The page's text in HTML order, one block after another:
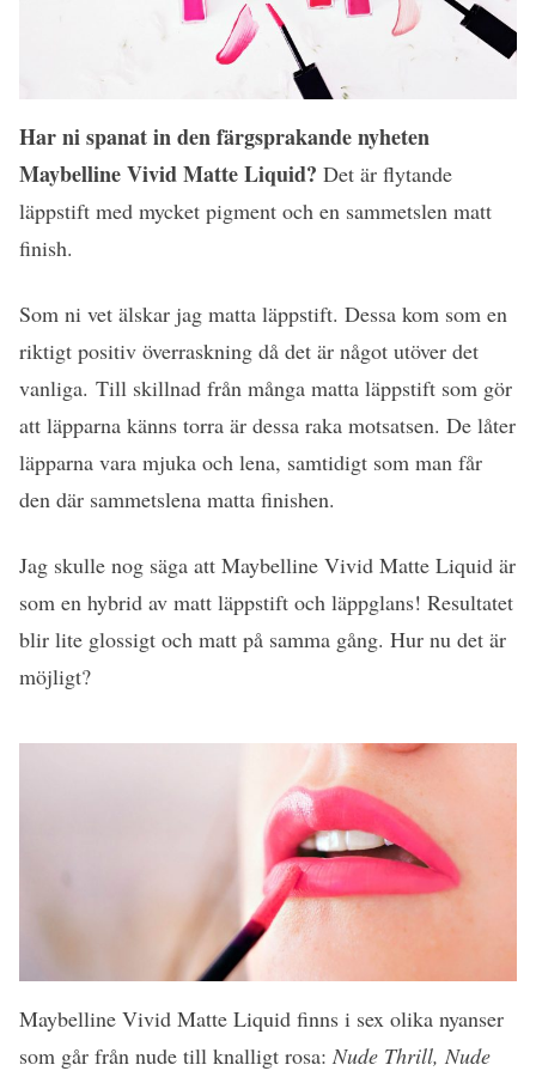
Har ni spanat in den färgsprakande nyheten
Maybelline Vivid Matte Liquid? Det är flytande
läppstift med mycket pigment och en sammetslen matt
finish.
Som ni vet älskar jag matta läppstift. Dessa kom som en
riktigt positiv överraskning då det är något utöver det
vanliga. Till skillnad från många matta läppstift som gör
att läpparna känns torra är dessa raka motsatsen. De låter
läpparna vara mjuka och lena, samtidigt som man får
den där sammetslena matta finishen.
Jag skulle nog säga att Maybelline Vivid Matte Liquid är
som en hybrid av matt läppstift och läppglans! Resultatet
blir lite glossigt och matt på samma gång. Hur nu det är
möjligt?
Maybelline Vivid Matte Liquid finns i sex olika nyanser
som går från nude till knalligt rosa: Nude Thrill, Nude